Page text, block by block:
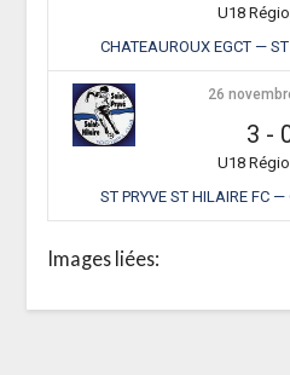
U18
CHATEAUROUX EGCT —
26
3 -
U18
ST PRYVE ST HILAIRE FC
Images liées: